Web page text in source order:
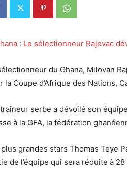
du Ghana, Milovan
la Coupe d’Afrique des Nations,
serbe a dévoilé son
à la GFA, la fédération
plus grandes stars Thomas Teye
de l’équipe qui sera réduite à